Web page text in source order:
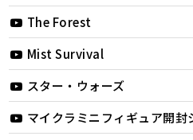
The Forest
Mist Survival
スター・ウォーズ
マイクラミニフィギュア開封